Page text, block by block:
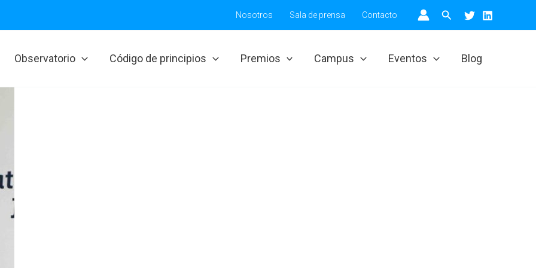
Nosotros Sala de prensa Contacto Buscar
Observatorio Código de principios Premios Campus Eventos Blog